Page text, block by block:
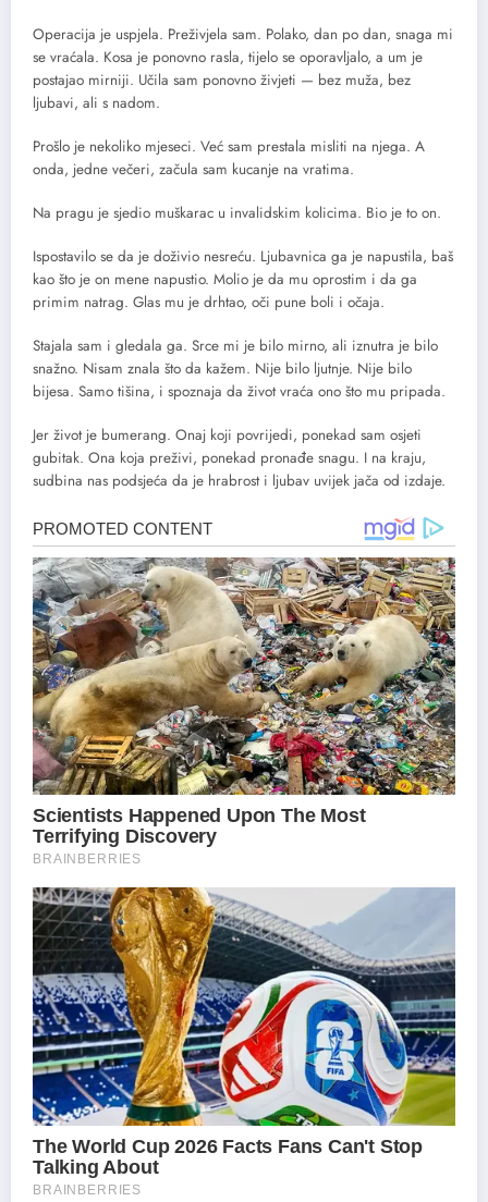
Operacija je uspjela. Preživjela sam. Polako, dan po dan, snaga mi
se vraćala. Kosa je ponovno rasla, tijelo se oporavljalo, a um je
postajao mirniji. Učila sam ponovno živjeti — bez muža, bez
ljubavi, ali s nadom.
Prošlo je nekoliko mjeseci. Već sam prestala misliti na njega. A
onda, jedne večeri, začula sam kucanje na vratima.
Na pragu je sjedio muškarac u invalidskim kolicima. Bio je to on.
Ispostavilo se da je doživio nesreću. Ljubavnica ga je napustila, baš
kao što je on mene napustio. Molio je da mu oprostim i da ga
primim natrag. Glas mu je drhtao, oči pune boli i očaja.
Stajala sam i gledala ga. Srce mi je bilo mirno, ali iznutra je bilo
snažno. Nisam znala što da kažem. Nije bilo ljutnje. Nije bilo
bijesa. Samo tišina, i spoznaja da život vraća ono što mu pripada.
Jer život je bumerang. Onaj koji povrijedi, ponekad sam osjeti
gubitak. Ona koja preživi, ponekad pronađe snagu. I na kraju,
sudbina nas podsjeća da je hrabrost i ljubav uvijek jača od izdaje.